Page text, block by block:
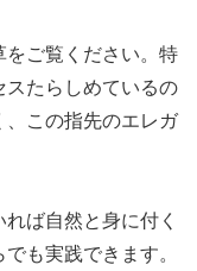
をご覧ください。特
スたらしめているの
、この指先のエレガ
ば自然と身に付く
も実践できます。